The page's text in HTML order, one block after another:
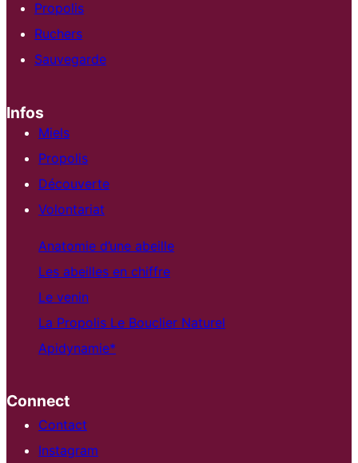
Propolis
Ruchers
Sauvegarde
Infos
Miels
Propolis
Découverte
Volontariat
Anatomie d’une abeille
Les abeilles en chiffre
Le venin
La Propolis Le Bouclier Naturel
Apidynamie*
Connect
Contact
Instagram